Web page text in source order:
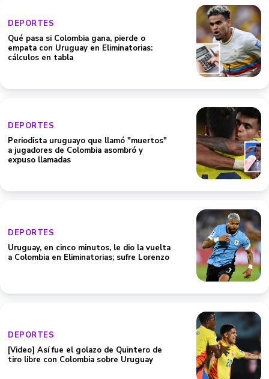
DEPORTES
Qué pasa si Colombia gana, pierde o
empata con Uruguay en Eliminatorias:
cálculos en tabla
DEPORTES
Periodista uruguayo que llamó "muertos"
a jugadores de Colombia asombró y
expuso llamadas
DEPORTES
Uruguay, en cinco minutos, le dio la vuelta
a Colombia en Eliminatorias; sufre Lorenzo
DEPORTES
[Video] Así fue el golazo de Quintero de
tiro libre con Colombia sobre Uruguay